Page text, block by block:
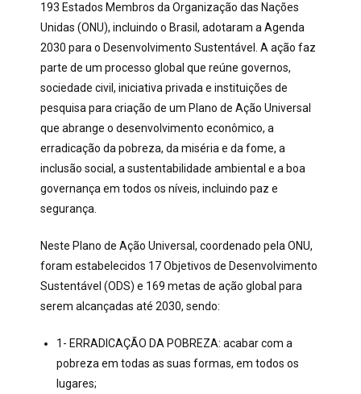
193 Estados Membros da Organização das Nações
Unidas (ONU), incluindo o Brasil, adotaram a Agenda
2030 para o Desenvolvimento Sustentável. A ação faz
parte de um processo global que reúne governos,
sociedade civil, iniciativa privada e instituições de
pesquisa para criação de um Plano de Ação Universal
que abrange o desenvolvimento econômico, a
erradicação da pobreza, da miséria e da fome, a
inclusão social, a sustentabilidade ambiental e a boa
governança em todos os níveis, incluindo paz e
segurança.
Neste Plano de Ação Universal, coordenado pela ONU,
foram estabelecidos 17 Objetivos de Desenvolvimento
Sustentável (ODS) e 169 metas de ação global para
serem alcançadas até 2030, sendo:
1- ERRADICAÇÃO DA POBREZA: acabar com a
pobreza em todas as suas formas, em todos os
lugares;